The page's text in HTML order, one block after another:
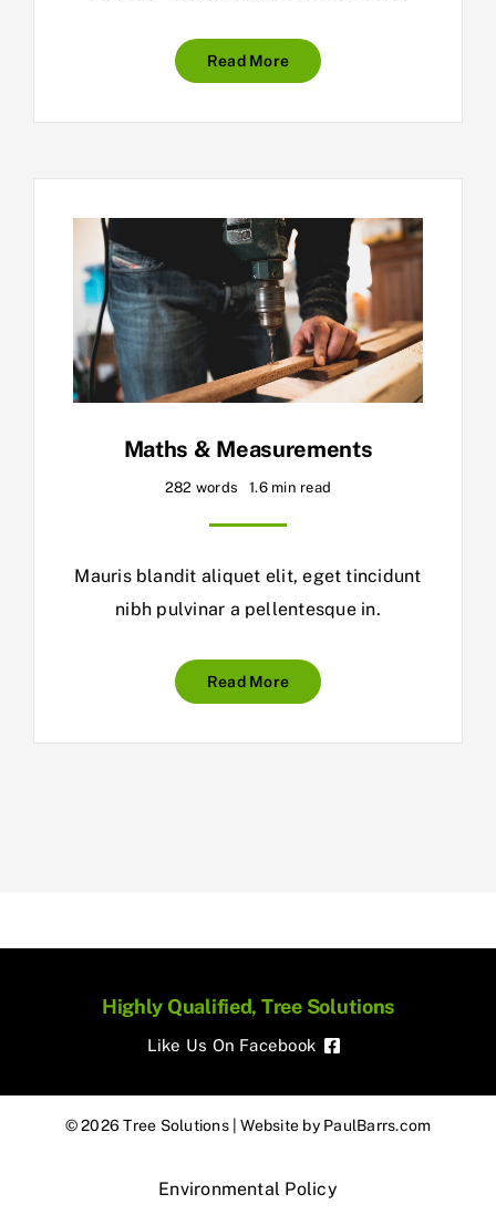
Read More
Maths & Measurements
282 words 1.6 min read
Mauris blandit aliquet elit, eget tincidunt
nibh pulvinar a pellentesque in.
Read More
Highly Qualified, Tree Solutions
Like Us On Facebook
© 2026 Tree Solutions | Website by PaulBarrs.com
Environmental Policy